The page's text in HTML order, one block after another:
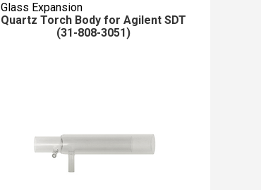
Glass Expansion
Quartz Torch Body for Agilent SDT
(31-808-3051)